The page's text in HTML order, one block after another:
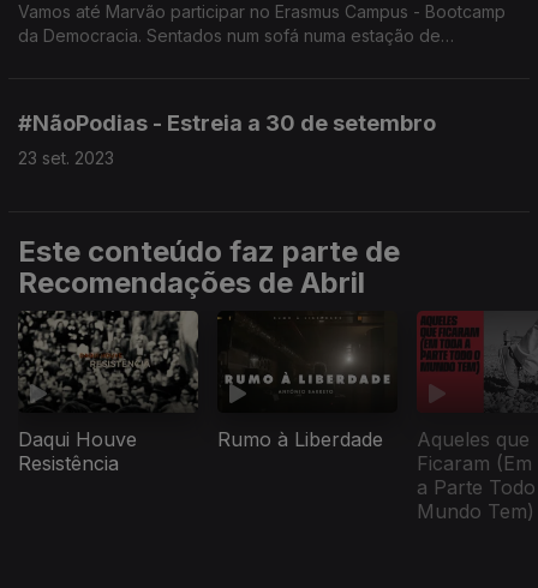
Vamos até Marvão participar no Erasmus Campus - Bootcamp
da Democracia. Sentados num sofá numa estação de
#NãoPodias - Estreia a 30 de setembro
23 set. 2023
Este conteúdo faz parte de
Recomendações de Abril
Daqui Houve
Resistência
Rumo à Liberdade
Aqueles que
Ficaram (Em
a Parte
Mundo Tem)